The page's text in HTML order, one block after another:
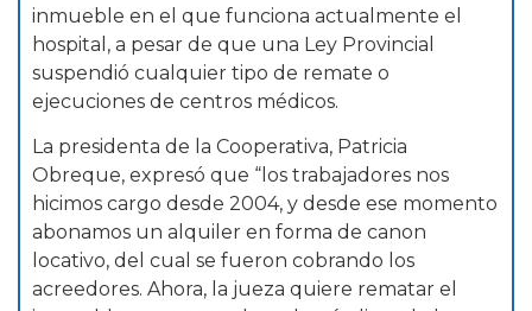
inmueble en el que funciona actualmente el
hospital, a pesar de que una Ley Provincial
suspendió cualquier tipo de remate o
ejecuciones de centros médicos.
La presidenta de la Cooperativa, Patricia
Obreque, expresó que “los trabajadores nos
hicimos cargo desde 2004, y desde ese momento
abonamos un alquiler en forma de canon
locativo, del cual se fueron cobrando los
acreedores. Ahora, la jueza quiere rematar el